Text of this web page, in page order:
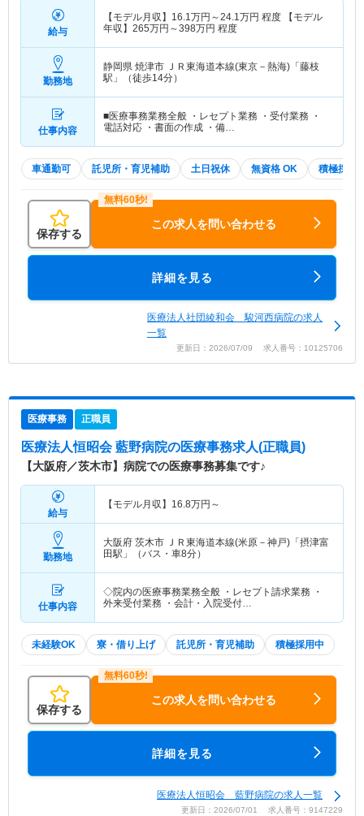
給与
【モデル月収】 16.1万円～24.1万円 程度 【モデル
年収】 265万円～398万円 程度
勤務地
静岡県 焼津市 ＪＲ東海道本線(東京－熱海)「藤枝
駅」（徒歩14分）
仕事内容
■医療事務業務全般 ・レセプト業務 ・受付業務 ・
電話対応 ・書面の作成 ・備…
車通勤可 託児所・育児補助 土日祝休 無資格 OK 積極採用
保存する
この求人を問い合わせる
詳細を見る
医療法人社団綾和会 駿河西病院の求人
一覧
更新日：2026/07/09 求人番号：10125706
医療事務 正職員
医療法人恒昭会 藍野病院の医療事務求人(正職員)
【大阪府／茨木市】病院での医療事務募集です♪
給与
【モデル月収】 16.8万円～
勤務地
大阪府 茨木市 ＪＲ東海道本線(米原－神戸)「摂津富
田駅」（バス・車8分）
仕事内容
◇院内の医療事務業務全般 ・レセプト請求業務 ・
外来受付業務 ・会計・入院受付…
未経験OK 寮・借り上げ 託児所・育児補助 積極採用中
保存する
この求人を問い合わせる
詳細を見る
医療法人恒昭会 藍野病院の求人一覧
更新日：2026/07/01 求人番号：9147229